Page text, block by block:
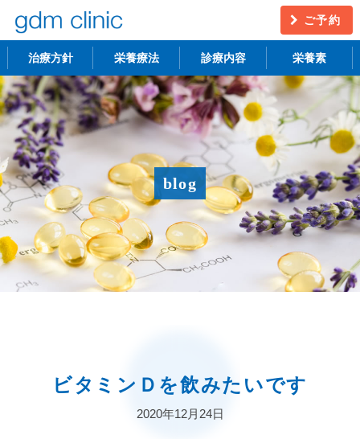
ご予約
治療方針 栄養療法 診療内容
不妊治療 うつ・慢性疲労
アンチエイジング 更年期障害
アトピー性皮膚炎 ニキビ・シミ
レーザー脱毛 月経
栄養素
blog
ビタミンＤを飲みたいです
2020年12月24日